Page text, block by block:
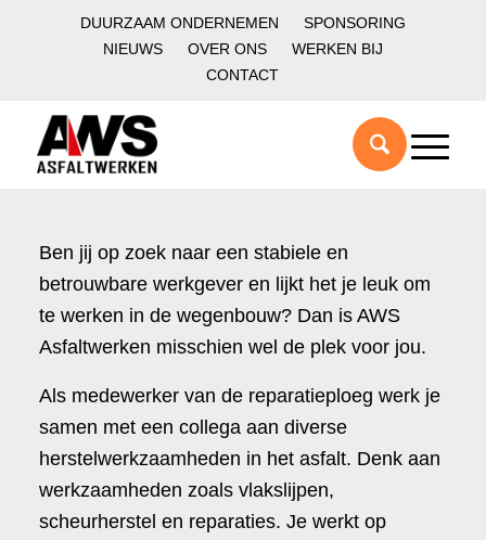
DUURZAAM ONDERNEMEN
SPONSORING
NIEUWS
OVER ONS
WERKEN BIJ
CONTACT
Ben jij op zoek naar een stabiele en
betrouwbare werkgever en lijkt het je leuk om
te werken in de wegenbouw? Dan is AWS
Asfaltwerken misschien wel de plek voor jou.
Als medewerker van de reparatieploeg werk je
samen met een collega aan diverse
herstelwerkzaamheden in het asfalt. Denk aan
werkzaamheden zoals vlakslijpen,
scheurherstel en reparaties. Je werkt op